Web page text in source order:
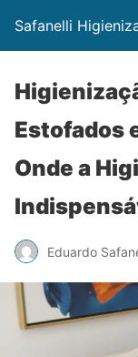
Safanelli
Estofados
Onde a
Eduardo